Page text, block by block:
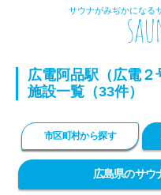
サウナがみぢかになる
広電阿品駅（広電
施設一覧（33件）
市区町村から探す
広島県のサウ